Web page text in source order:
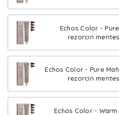
Echos Color -
rezorcin
Echos Color - Pure
rezorcin
Echos Color -